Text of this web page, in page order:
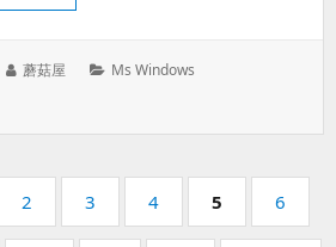
作
蘑菇屋
分
Ms Windows
页
码：
2
页
码：
3
页
码：
4
页
码：
5
页
码：
6